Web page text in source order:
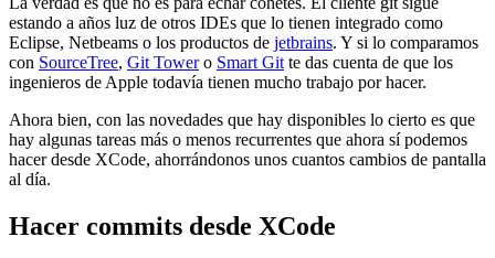
estando a años luz de otros IDEs que lo tienen integrado como
Eclipse, Netbeams o los productos de jetbrains. Y si lo comparamos
con SourceTree, Git Towero Smart Git te das cuenta de que los
ingenieros de Apple todavía tienen mucho trabajo por hacer.
Ahora bien, con las novedades que hay disponibles lo cierto es que
hay algunas tareas más o menos recurrentes que ahora sí podemos
hacer desde XCode, ahorrándonos unos cuantos cambios de pantalla
al día.
Hacer commits desde XCode